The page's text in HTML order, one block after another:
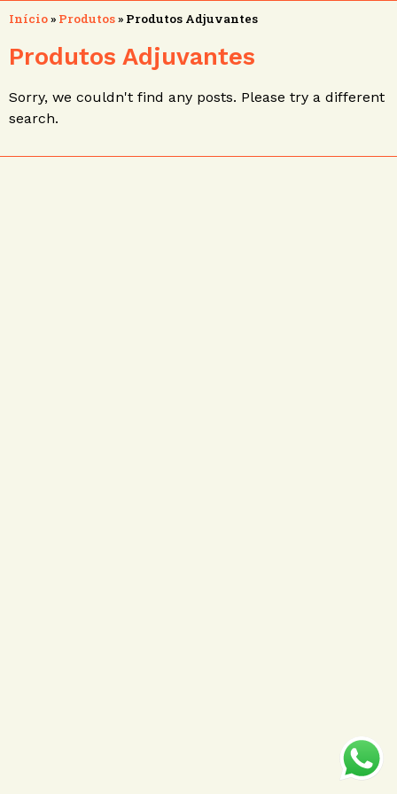
Início» Produtos» Produtos Adjuvantes
Produtos Adjuvantes
Sorry, we couldn't find any posts. Please try a different
search.